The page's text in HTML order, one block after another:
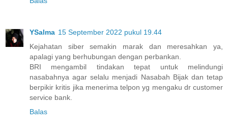
YSalma 15 September 2022 pukul 19.44
Kejahatan siber semakin marak dan meresahkan ya,
apalagi yang berhubungan dengan perbankan.
BRI mengambil tindakan tepat untuk melindungi
nasabahnya agar selalu menjadi Nasabah Bijak dan tetap
berpikir kritis jika menerima telpon yg mengaku dr customer
service bank.
Balas